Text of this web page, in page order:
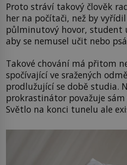
Proto stráví takový člověk
her na počítači, než by
půlminutový hovor, student
aby se nemusel učit nebo
Takové chování má přitom
spočívající ve sražených
prodlužující se době studia.
prokrastinátor považuje sám
Světlo na konci tunelu ale